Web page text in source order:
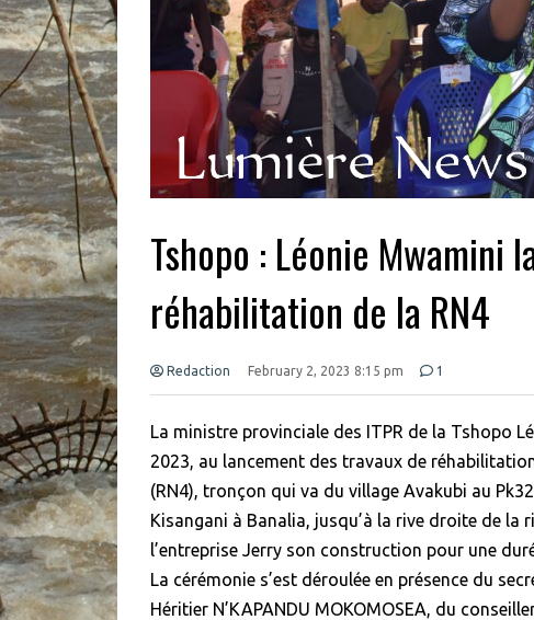
Tshopo : Léonie Mwamini
réhabilitation de la RN4
Redaction February 2, 2023 8:15 pm 1
La ministre provinciale des ITPR de la Tshopo
2023, au lancement des travaux de
(RN4), tronçon qui va du village Avakubi au
Kisangani à Banalia, jusqu’à la rive droite de la
l’entreprise Jerry son construction pour une
La cérémonie s’est déroulée en présence du
Héritier N’KAPANDU MOKOMOSEA, du